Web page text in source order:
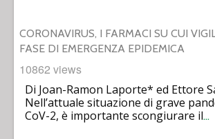
CORONAVIRUS, I FARMACI SU CUI
FASE DI EMERGENZA EPIDEMICA
10862 views
Di Joan-Ramon Laporte* ed Ettore
Nell’attuale situazione di grave
CoV-2, è importante scongiurare il…